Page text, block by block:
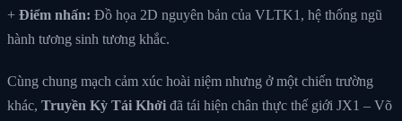
+ Điểm nhấn: Đồ họa 2D nguyên bản của VLTK1, hệ thống ngũ
hành tương sinh tương khắc.
Cùng chung mạch cảm xúc hoài niệm nhưng ở một chiến trường
khác, Truyền Kỳ Tái Khởi đã tái hiện chân thực thế giới JX1 – Võ